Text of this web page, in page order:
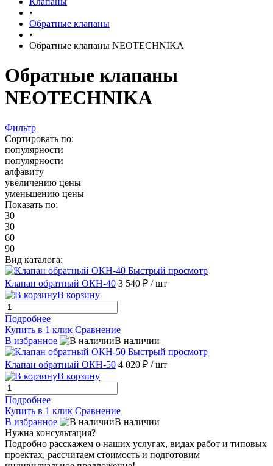
•
Обратные клапаны
•
Обратные клапаны NEOTECHNIKA
Обратные клапаны
NEOTECHNIKA
Фильтр
Сортировать по:
популярности
популярности
алфавиту
увеличению цены
уменьшению цены
Показать по:
30
30
60
90
Вид каталога:
Быстрый просмотр
Клапан обратный ОКН-40 3 540 ₽ / шт
В корзину
Подробнее
Купить в 1 клик Сравнение
В избранное
В наличии
Быстрый просмотр
Клапан обратный ОКН-50 4 020 ₽ / шт
В корзину
Подробнее
Купить в 1 клик Сравнение
В избранное
В наличии
Нужна консультация?
Подробно расскажем о наших услугах, видах работ и типовых
проектах, рассчитаем стоимость и подготовим